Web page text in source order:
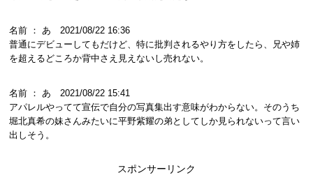
名前 ： あ 2021/08/22 16:36
普通にデビューしてもだけど、特に批判されるやり方をしたら、兄や姉
を超えるどころか背中さえ見えないし売れない。
名前 ： あ 2021/08/22 15:41
アパレルやってて宣伝で自分の写真集出す意味がわからない。そのうち
堀北真希の妹さんみたいに平野紫耀の弟としてしか見られないって言い
出しそう。
スポンサーリンク